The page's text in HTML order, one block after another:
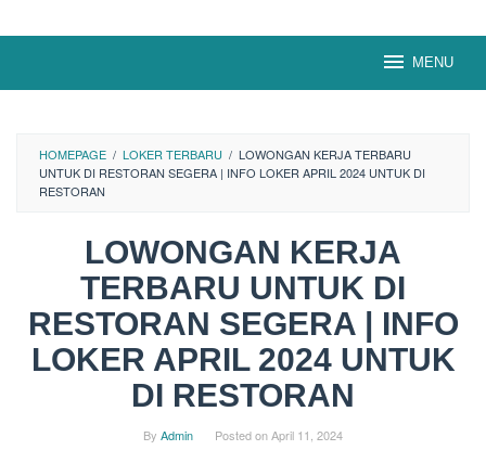
MENU
HOMEPAGE / LOKER TERBARU / LOWONGAN KERJA TERBARU
UNTUK DI RESTORAN SEGERA | INFO LOKER APRIL 2024 UNTUK DI
RESTORAN
LOWONGAN KERJA
TERBARU UNTUK DI
RESTORAN SEGERA | INFO
LOKER APRIL 2024 UNTUK
DI RESTORAN
By Admin Posted onApril 11, 2024